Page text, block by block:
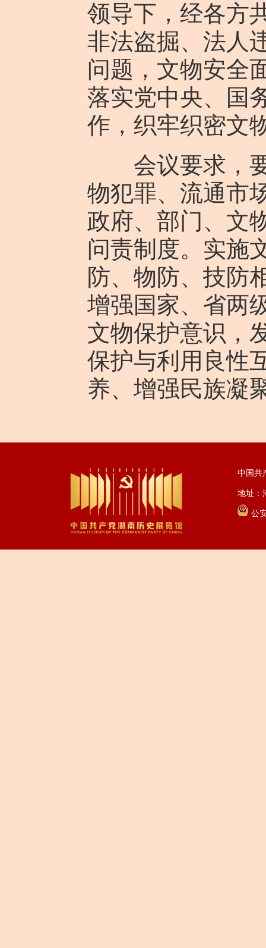
领导下，经各方
非法盗掘、法人
问题，文物安全
落实党中央、国
作，织牢织密文
会议要求，要
物犯罪、流通市
政府、部门、文
问责制度。实施
防、物防、技防
增强国家、省两
文物保护意识，
保护与利用良性
养、增强民族凝
中国共
地址：
公